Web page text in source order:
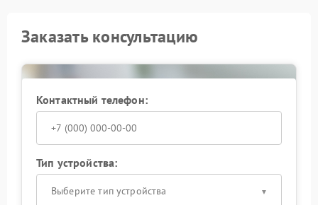
Заказать консультацию
Контактный телефон:
Тип устройства:
Выберите тип устройства